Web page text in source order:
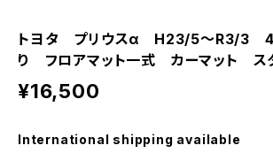
トヨタ プリウスα H23/5〜R3/3
り フロアマット一式 カーマット ス
¥16,500
International shipping available